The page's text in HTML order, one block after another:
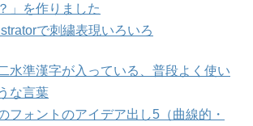
」を作りました
で刺繍表現いろいろ
水準漢字が入っている、普段よく使い
な言葉
フォントのアイデア出し5（曲線的・